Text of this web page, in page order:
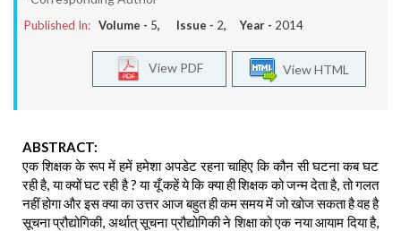
Published In: Volume - 5, Issue - 2, Year - 2014
View HTML
View PDF
ABSTRACT:
एक शिक्षक के रूप में हमें हमेशा अपडेट रहना चाहिए कि कौन सी घटना कब घट
रही है, या क्यों घट रही है ? या यूँ कहें ये कि क्या ही शिक्षक को जन्म देता है, तो गलत
नहीं होगा और इस क्या का उत्तर आज बहुत ही कम समय में जो खोज सकता है वह है
सूचना प्रौद्योगिकी, अर्थात् सूचना प्रौद्योगिकी ने शिक्षा को एक नया आयाम दिया है,